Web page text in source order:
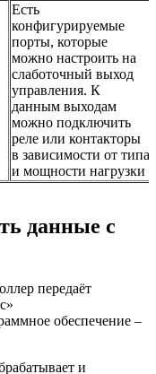
Есть
конфигурируемые
порты, которые
можно настроить на
слаботочный выход
управления. К
данным выходам
можно подключить
реле или контакторы
в зависимости от типа
и мощности нагрузки
данные с
передаёт
обеспечение –
и